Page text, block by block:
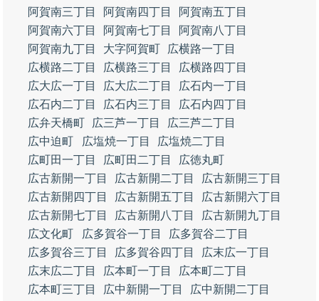
阿賀南三丁目
阿賀南四丁目
阿賀南五丁目
阿賀南六丁目
阿賀南七丁目
阿賀南八丁目
阿賀南九丁目
大字阿賀町
広横路一丁目
広横路二丁目
広横路三丁目
広横路四丁目
広大広一丁目
広大広二丁目
広石内一丁目
広石内二丁目
広石内三丁目
広石内四丁目
広弁天橋町
広三芦一丁目
広三芦二丁目
広中迫町
広塩焼一丁目
広塩焼二丁目
広町田一丁目
広町田二丁目
広徳丸町
広古新開一丁目
広古新開二丁目
広古新開三丁目
広古新開四丁目
広古新開五丁目
広古新開六丁目
広古新開七丁目
広古新開八丁目
広古新開九丁目
広文化町
広多賀谷一丁目
広多賀谷二丁目
広多賀谷三丁目
広多賀谷四丁目
広末広一丁目
広末広二丁目
広本町一丁目
広本町二丁目
広本町三丁目
広中新開一丁目
広中新開二丁目